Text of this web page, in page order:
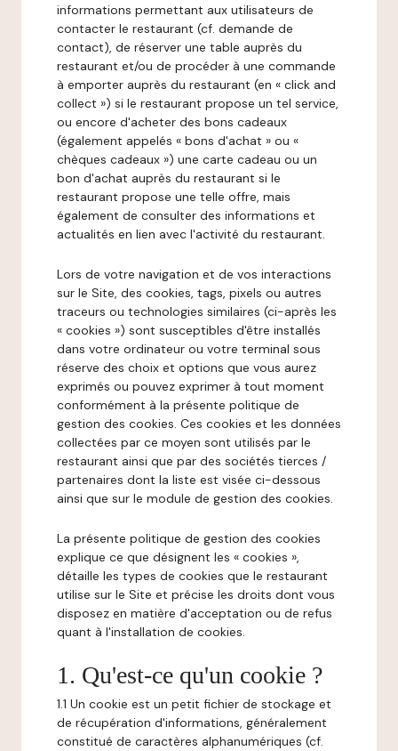
informations permettant aux utilisateurs de
contacter le restaurant (cf. demande de
contact), de réserver une table auprès du
restaurant et/ou de procéder à une commande
à emporter auprès du restaurant (en « click and
collect ») si le restaurant propose un tel service,
ou encore d'acheter des bons cadeaux
(également appelés « bons d'achat » ou «
chèques cadeaux ») une carte cadeau ou un
bon d'achat auprès du restaurant si le
restaurant propose une telle offre, mais
également de consulter des informations et
actualités en lien avec l'activité du restaurant.
Lors de votre navigation et de vos interactions
sur le Site, des cookies, tags, pixels ou autres
traceurs ou technologies similaires (ci-après les
« cookies ») sont susceptibles d'être installés
dans votre ordinateur ou votre terminal sous
réserve des choix et options que vous aurez
exprimés ou pouvez exprimer à tout moment
conformément à la présente politique de
gestion des cookies. Ces cookies et les données
collectées par ce moyen sont utilisés par le
restaurant ainsi que par des sociétés tierces /
partenaires dont la liste est visée ci-dessous
ainsi que sur le module de gestion des cookies.
La présente politique de gestion des cookies
explique ce que désignent les « cookies »,
détaille les types de cookies que le restaurant
utilise sur le Site et précise les droits dont vous
disposez en matière d'acceptation ou de refus
quant à l'installation de cookies.
1. Qu'est-ce qu'un cookie ?
1.1 Un cookie est un petit fichier de stockage et
de récupération d'informations, généralement
constitué de caractères alphanumériques (cf.